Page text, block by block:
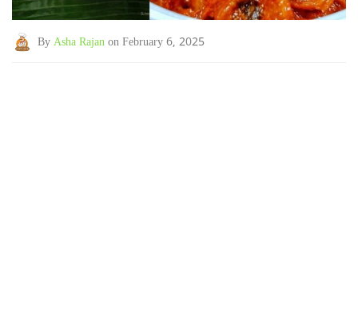
By Asha Rajan on February 6, 2025